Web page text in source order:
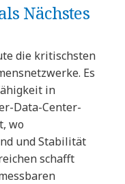
Nächstes
die kritischsten
Es
in
Data-Center-
wo
und Stabilität
schafft